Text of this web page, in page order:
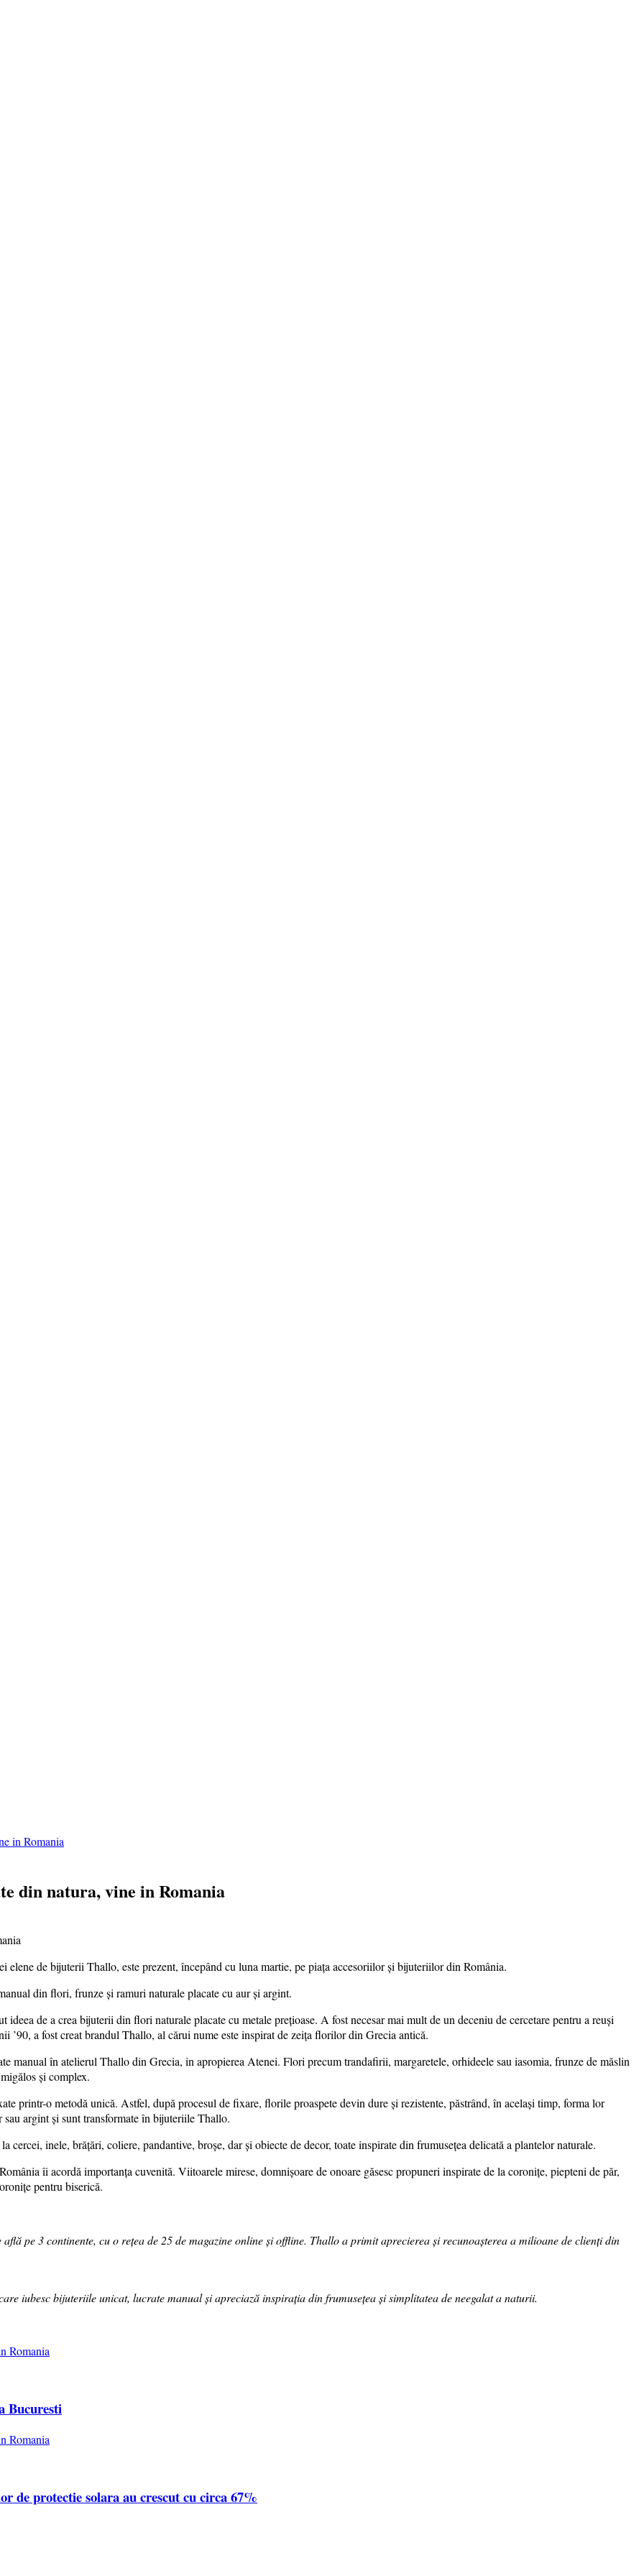
haine, incaltaminte, coafuri, tunsori, desene de colorat, poze cu modele de manichiuri!❤️
incaltaminte, coafuri, tunsori, desene de colorat, poze cu modele de manichiuri!❤️
incaltaminte, coafuri, tunsori, desene de colorat, poze cu modele de manichiuri!❤️
in Romania
din natura, vine in Romania
de bijuterii Thallo, este prezent, începând cu luna martie, pe piața accesoriilor și bijuteriilor din România.
din flori, frunze și ramuri naturale placate cu aur și argint.
de a crea bijuterii din flori naturale placate cu metale preţioase. A fost necesar mai mult de un deceniu de cercetare pentru a reuşi
’90, a fost creat brandul Thallo, al cărui nume este inspirat de zeiţa florilor din Grecia antică.
manual în atelierul Thallo din Grecia, in apropierea Atenei. Flori precum trandafirii, margaretele, orhideele sau iasomia, frunze de măslin
şi complex.
printr-o metodă unică. Astfel, după procesul de fixare, florile proaspete devin dure şi rezistente, păstrând, în acelaşi timp, forma lor
sau argint şi sunt transformate în bijuteriile Thallo.
cercei, inele, brăţări, coliere, pandantive, broşe, dar şi obiecte de decor, toate inspirate din frumusețea delicată a plantelor naturale.
îi acordă importanța cuvenită. Viitoarele mirese, domnișoare de onoare găsesc propuneri inspirate de la coroniţe, piepteni de păr,
pentru biserică.
pe 3 continente, cu o reţea de 25 de magazine online și offline. Thallo a primit aprecierea şi recunoașterea a milioane de clienţi din
iubesc bijuteriile unicat, lucrate manual și apreciază inspirația din frumusețea și simplitatea de neegalat a naturii.
Bucuresti
de protectie solara au crescut cu circa 67%